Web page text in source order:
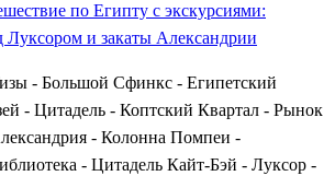
по Египту с экскурсиями:
и закаты Александрии
- Большой Сфинкс - Египетский
- Цитадель - Коптский Квартал - Рынок
- Колонна Помпеи -
- Цитадель Кайт-Бэй - Луксор -